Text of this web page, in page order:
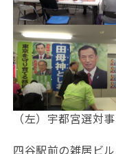
（左）宇都宮選対
四谷駅前の雑居ビ